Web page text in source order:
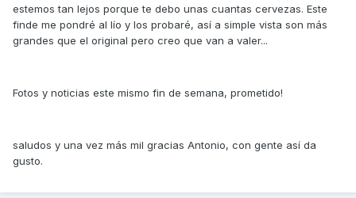
estemos tan lejos porque te debo unas cuantas cervezas. Este
finde me pondré al lío y los probaré, así a simple vista son más
grandes que el original pero creo que van a valer...
Fotos y noticias este mismo fin de semana, prometido!
saludos y una vez más mil gracias Antonio, con gente así da
gusto.